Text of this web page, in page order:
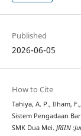
Published
2026-06-05
How to Cite
Tahiya, A. P., Ilham,
Sistem Pengadaan
SMK Dua Mei. JRIIN